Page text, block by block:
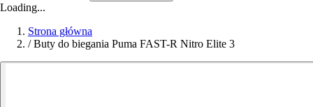
Loading...
Strona główna
/ Buty do biegania Puma FAST-R Nitro Elite 3